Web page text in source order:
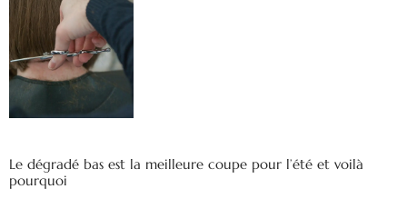
Le dégradé bas est la meilleure coupe pour l’été et voilà
pourquoi